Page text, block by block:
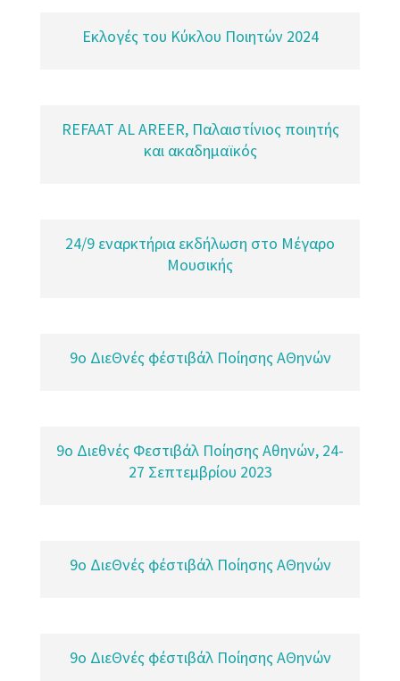
Εκλογές του Κύκλου Ποιητών 2024
REFAAT AL AREER, Παλαιστίνιος ποιητής
και ακαδημαϊκός
24/9 εναρκτήρια εκδήλωση στο Μέγαρο
Μουσικής
9o ΔιεΘνές φέστιβάλ Ποίησης ΑΘηνών
9ο Διεθνές Φεστιβάλ Ποίησης Αθηνών, 24-
27 Σεπτεμβρίου 2023
9o ΔιεΘνές φέστιβάλ Ποίησης ΑΘηνών
9o ΔιεΘνές φέστιβάλ Ποίησης ΑΘηνών